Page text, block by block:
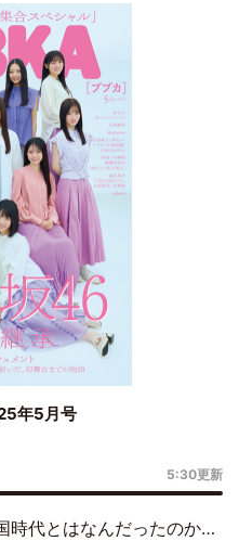
年5月号
5:30更新
やりたかったな』って言ったら、夢眠ねむさんに『てめえはでんぱ組．incなんだよ！』って肩パンされて(笑)」